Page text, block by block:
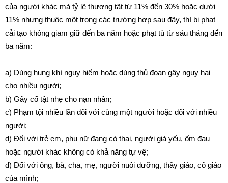
của người khác mà tỷ lệ thương tật từ 11% đến 30% hoặc dưới
11% nhưng thuộc một trong các trường hợp sau đây, thì bị phạt
cải tạo không giam giữ đến ba năm hoặc phạt tù từ sáu tháng đến
ba năm:
a) Dùng hung khí nguy hiểm hoặc dùng thủ đoạn gây nguy hại
cho nhiều người;
b) Gây cố tật nhẹ cho nạn nhân;
c) Phạm tội nhiều lần đối với cùng một người hoặc đối với nhiều
người;
d) Đối với trẻ em, phụ nữ đang có thai, người già yếu, ốm đau
hoặc người khác không có khả năng tự vệ;
đ) Đối với ông, bà, cha, mẹ, người nuôi dưỡng, thầy giáo, cô giáo
của mình;